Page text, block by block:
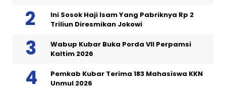
Ini Sosok Haji Isam Yang Pabriknya Rp 2
Triliun Diresmikan Jokowi
Wabup Kubar Buka Porda VII Perpamsi
Kaltim 2026
Pemkab Kubar Terima 183 Mahasiswa KKN
Unmul 2026